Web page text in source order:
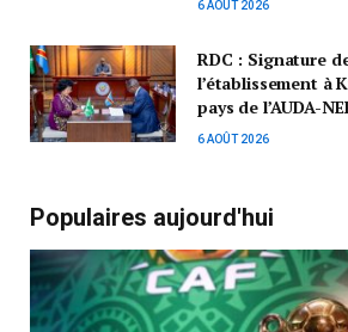
6 AOÛT 2026
RDC : Signature
l’établissement à
pays de l’AUDA-
6 AOÛT 2026
Populaires aujourd'hui